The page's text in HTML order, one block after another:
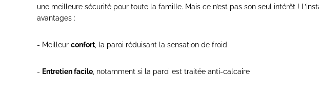
une meilleure sécurité pour toute la famille. Mais ce n’est pas son seul intérêt !
avantages :
- Meilleur confort , la paroi réduisant la sensation de froid
- Entretien facile , notamment si la paroi est traitée anti-calcaire